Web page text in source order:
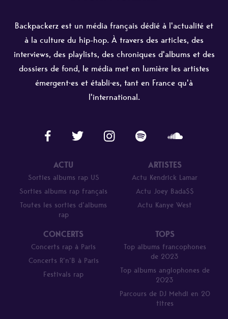
Backpackerz est un média français dédié à l'actualité et
à la culture du hip-hop. À travers des articles, des
interviews, des playlists, des chroniques d'albums et des
dossiers de fond, le média met en lumière les artistes
émergent·es et établi·es, tant en France qu'à
l'international.
ACTU
Sorties albums rap US
Sorties albums rap français
Toutes les sorties d’albums
rap
ARTISTES
Actu Kendrick Lamar
Actu Joey Bada$$
Actu Kanye West
CONCERTS
Concerts rap à Paris
Concerts R’n’B à Paris
Festivals rap
TOPS
Top albums francophones
de 2023
Top albums anglophones de
2023
Parcours de DJ Mehdi en 20
titres